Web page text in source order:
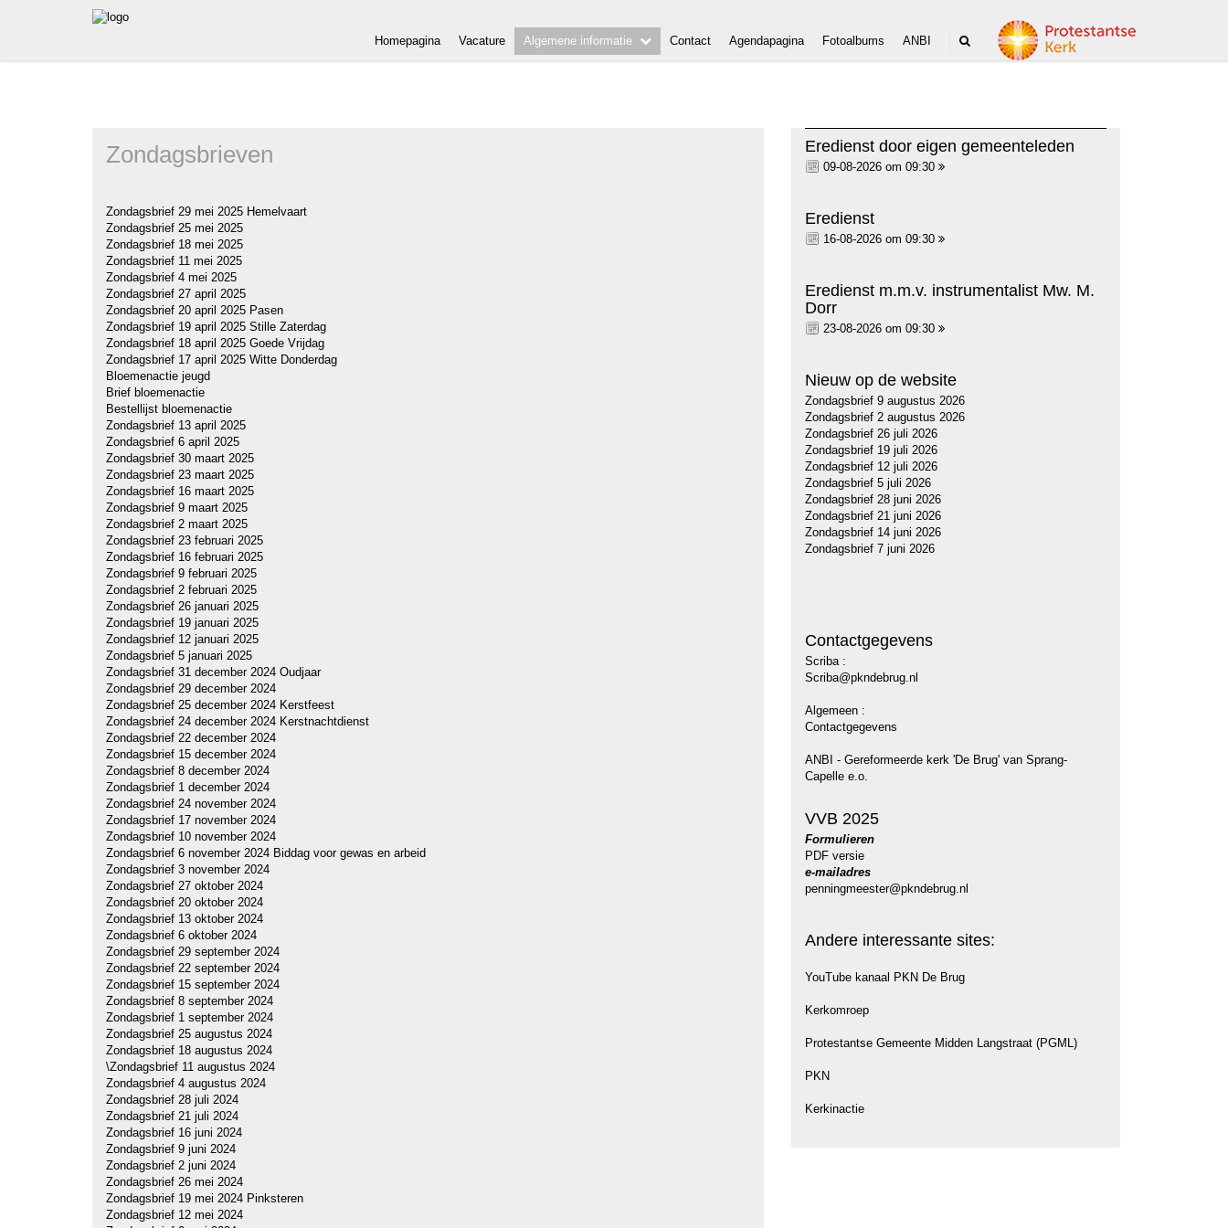
Homepagina Vacature Algemene informatie Contact Agendapagina Fotoalbums ANBI
Zondagsbrieven
Zondagsbrief 29 mei 2025 Hemelvaart
Zondagsbrief 25 mei 2025
Zondagsbrief 18 mei 2025
Zondagsbrief 11 mei 2025
Zondagsbrief 4 mei 2025
Zondagsbrief 27 april 2025
Zondagsbrief 20 april 2025 Pasen
Zondagsbrief 19 april 2025 Stille Zaterdag
Zondagsbrief 18 april 2025 Goede Vrijdag
Zondagsbrief 17 april 2025 Witte Donderdag
Bloemenactie jeugd
Brief bloemenactie
Bestellijst bloemenactie
Zondagsbrief 13 april 2025
Zondagsbrief 6 april 2025
Zondagsbrief 30 maart 2025
Zondagsbrief 23 maart 2025
Zondagsbrief 16 maart 2025
Zondagsbrief 9 maart 2025
Zondagsbrief 2 maart 2025
Zondagsbrief 23 februari 2025
Zondagsbrief 16 februari 2025
Zondagsbrief 9 februari 2025
Zondagsbrief 2 februari 2025
Zondagsbrief 26 januari 2025
Zondagsbrief 19 januari 2025
Zondagsbrief 12 januari 2025
Zondagsbrief 5 januari 2025
Zondagsbrief 31 december 2024 Oudjaar
Zondagsbrief 29 december 2024
Zondagsbrief 25 december 2024 Kerstfeest
Zondagsbrief 24 december 2024 Kerstnachtdienst
Zondagsbrief 22 december 2024
Zondagsbrief 15 december 2024
Zondagsbrief 8 december 2024
Zondagsbrief 1 december 2024
Zondagsbrief 24 november 2024
Zondagsbrief 17 november 2024
Zondagsbrief 10 november 2024
Zondagsbrief 6 november 2024 Biddag voor gewas en arbeid
Zondagsbrief 3 november 2024
Zondagsbrief 27 oktober 2024
Zondagsbrief 20 oktober 2024
Zondagsbrief 13 oktober 2024
Zondagsbrief 6 oktober 2024
Zondagsbrief 29 september 2024
Zondagsbrief 22 september 2024
Zondagsbrief 15 september 2024
Zondagsbrief 8 september 2024
Zondagsbrief 1 september 2024
Zondagsbrief 25 augustus 2024
Zondagsbrief 18 augustus 2024
\Zondagsbrief 11 augustus 2024
Zondagsbrief 4 augustus 2024
Zondagsbrief 28 juli 2024
Zondagsbrief 21 juli 2024
Zondagsbrief 16 juni 2024
Zondagsbrief 9 juni 2024
Zondagsbrief 2 juni 2024
Zondagsbrief 26 mei 2024
Zondagsbrief 19 mei 2024 Pinksteren
Zondagsbrief 12 mei 2024
Eredienst door eigen gemeenteleden
09-08-2026 om 09:30
Eredienst
16-08-2026 om 09:30
Eredienst m.m.v. instrumentalist Mw. M.
Dorr
23-08-2026 om 09:30
Nieuw op de website
Zondagsbrief 9 augustus 2026
Zondagsbrief 2 augustus 2026
Zondagsbrief 26 juli 2026
Zondagsbrief 19 juli 2026
Zondagsbrief 12 juli 2026
Zondagsbrief 5 juli 2026
Zondagsbrief 28 juni 2026
Zondagsbrief 21 juni 2026
Zondagsbrief 14 juni 2026
Zondagsbrief 7 juni 2026
Contactgegevens
Scriba :
Scriba@pkndebrug.nl
Algemeen :
Contactgegevens
ANBI - Gereformeerde kerk 'De Brug' van Sprang-
Capelle e.o.
VVB 2025
Formulieren
PDF versie
e-mailadres
penningmeester@pkndebrug.nl
Andere interessante sites:
YouTube kanaal PKN De Brug
Kerkomroep
Protestantse Gemeente Midden Langstraat (PGML)
PKN
Kerkinactie